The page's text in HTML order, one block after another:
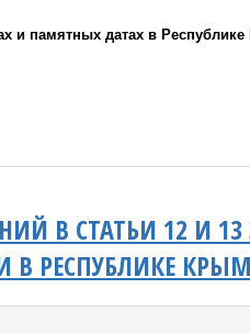
и памятных датах в
В СТАТЬИ 12 И
РЕСПУБЛИКЕ